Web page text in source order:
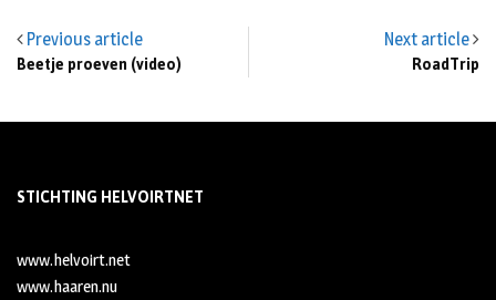
Previous article
Beetje proeven (video)
Next article
RoadTrip
STICHTING HELVOIRTNET
www.helvoirt.net
www.haaren.nu